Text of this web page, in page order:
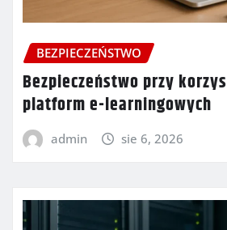
BEZPIECZEŃSTWO
Bezpieczeństwo przy
platform e-learningowych
admin sie 6, 2026